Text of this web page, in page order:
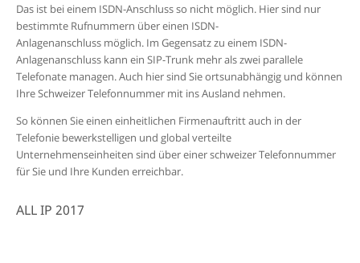
Das ist bei einem ISDN-Anschluss so nicht möglich. Hier sind nur
bestimmte Rufnummern über einen ISDN-
Anlagenanschluss möglich. Im Gegensatz zu einem ISDN-
Anlagenanschluss kann ein SIP-Trunk mehr als zwei parallele
Telefonate managen. Auch hier sind Sie ortsunabhängig und können
Ihre Schweizer Telefonnummer mit ins Ausland nehmen.
So können Sie einen einheitlichen Firmenauftritt auch in der
Telefonie bewerkstelligen und global verteilte
Unternehmenseinheiten sind über einer schweizer Telefonnummer
für Sie und Ihre Kunden erreichbar.
ALL IP 2017